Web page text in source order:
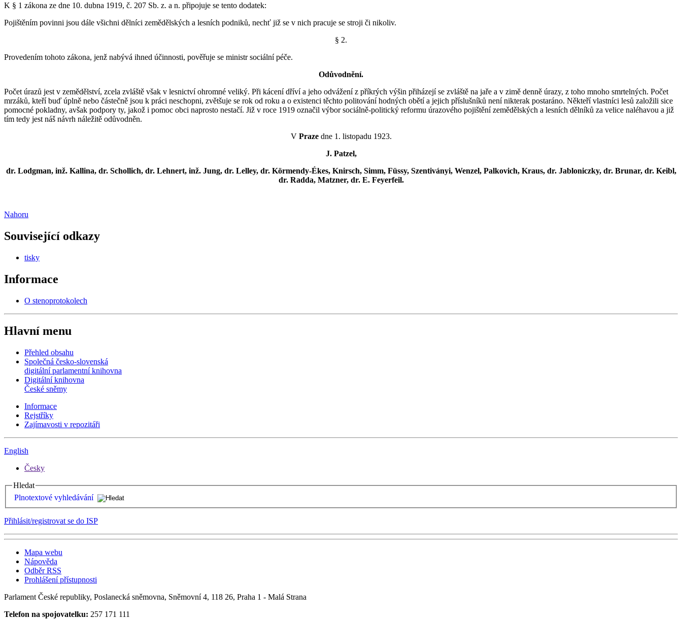
K § 1 zákona ze dne 10. dubna 1919, č. 207 Sb. z. a n. připojuje se tento dodatek:
Pojištěním povinni jsou dále všichni dělníci zemědělských a lesních podniků, nechť již se v nich pracuje se stroji či nikoliv.
§ 2.
Provedením tohoto zákona, jenž nabývá ihned účinnosti, pověřuje se ministr sociální péče.
Odůvodnění.
Počet úrazů jest v zemědělství, zcela zvláště však v lesnictví ohromné veliký. Při kácení dříví a jeho odvážení z příkrých výšin přiházejí se zvláště na jaře a v zimě denně úrazy, z toho mnoho smrtelných. Počet
mrzáků, kteří buď úplně nebo částečně jsou k práci neschopni, zvětšuje se rok od roku a o existenci těchto politování hodných obětí a jejich příslušníků není nikterak postaráno. Někteří vlastníci lesů založili sice
pomocné pokladny, avšak podpory ty, jakož i pomoc obci naprosto nestačí. Již v roce 1919 označil výbor sociálně-politický reformu úrazového pojištění zemědělských a lesních dělníků za velice naléhavou a již
tím tedy jest náš návrh náležitě odůvodněn.
V Prazedne 1. listopadu 1923.
J. Patzel,
dr. Lodgman, inž. Kallina, dr. Schollich, dr. Lehnert, inž. Jung, dr. Lelley, dr. Körmendy-Ékes, Knirsch, Simm, Füssy, Szentiványi, Wenzel, Palkovich, Kraus, dr. Jabloniczky, dr. Brunar, dr. Keibl,
dr. Radda, Matzner, dr. E. Feyerfeil.
Nahoru
Související odkazy
tisky
Informace
O stenoprotokolech
Hlavní menu
Přehled obsahu
Společná česko-slovenská
digitální parlamentní knihovna
Digitální knihovna
České sněmy
Informace
Rejstříky
Zajímavosti v repozitáři
English
Česky
Hledat
Plnotextové vyhledávání
Přihlásit/registrovat se do ISP
Mapa webu
Nápověda
Odběr RSS
Prohlášení přístupnosti
Parlament České republiky, Poslanecká sněmovna, Sněmovní 4, 118 26, Praha 1 - Malá Strana
Telefon na spojovatelku: 257 171 111